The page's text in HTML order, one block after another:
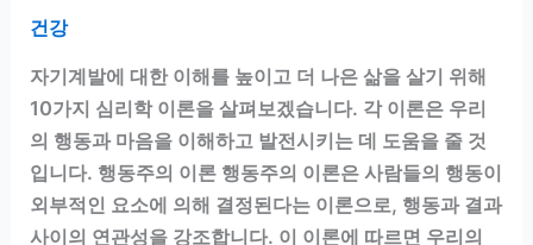
건강
자기계발에 대한 이해를 높이고 더 나은 삶을 살기 위해
10가지 심리학 이론을 살펴보겠습니다. 각 이론은 우리
의 행동과 마음을 이해하고 발전시키는 데 도움을 줄 것
입니다. 행동주의 이론 행동주의 이론은 사람들의 행동이
외부적인 요소에 의해 결정된다는 이론으로, 행동과 결과
사이의 연관성을 강조합니다. 이 이론에 따르면 우리의